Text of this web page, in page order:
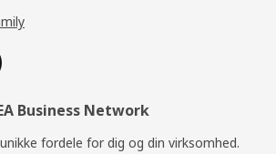
Business Network
fordele for dig og din virksomhed.